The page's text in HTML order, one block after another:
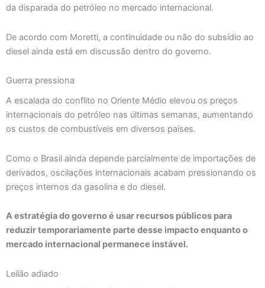
da disparada do petróleo no mercado internacional.
De acordo com Moretti, a continuidade ou não do subsídio ao
diesel ainda está em discussão dentro do governo.
Guerra pressiona
A escalada do conflito no Oriente Médio elevou os preços
internacionais do petróleo nas últimas semanas, aumentando
os custos de combustíveis em diversos países.
Como o Brasil ainda depende parcialmente de importações de
derivados, oscilações internacionais acabam pressionando os
preços internos da gasolina e do diesel.
A estratégia do governo é usar recursos públicos para
reduzir temporariamente parte desse impacto enquanto o
mercado internacional permanece instável.
Leilão adiado